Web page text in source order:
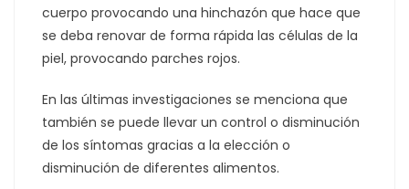
cuerpo provocando una hinchazón que hace que
se deba renovar de forma rápida las células de la
piel, provocando parches rojos.
En las últimas investigaciones se menciona que
también se puede llevar un control o disminución
de los síntomas gracias a la elección o
disminución de diferentes alimentos.